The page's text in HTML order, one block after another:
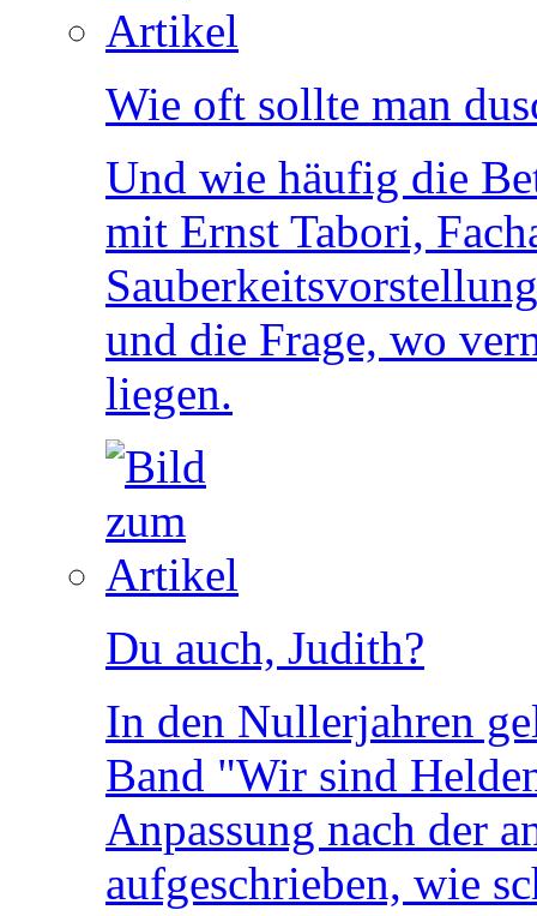
Wie oft sollte man
Und wie häufig die
mit Ernst Tabori,
und die Frage, wo
liegen.
Du auch, Judith?
In den Nullerjahren
Band "Wir sind
Anpassung nach der
aufgeschrieben, wie